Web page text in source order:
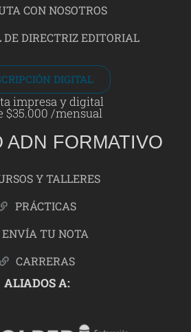
CON NOSOTROS
DIRECTRIZ EDITORIAL
DIGITAL
impresa y digital
$35.000 /mensual
ADN FORMATIVO
Y TALLERES
PRÁCTICAS
ENVÍA TU NOTA
CARRERAS
ALIADOS A: